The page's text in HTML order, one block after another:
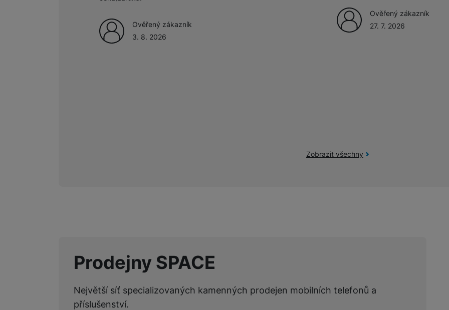
Marketingové cookies používáme my nebo naši partneři, abychom vám mohli zobrazit vhodné
na našich stránkách, tak na stránkách třetích stran.
Ověřený zákazník
3. 8. 2026
Ověřený zákazník
27. 7. 2026
Zobrazit všechny
Prodejny SPACE
Největší síť specializovaných kamenných prodejen mobilních telefonů a
příslušenství.